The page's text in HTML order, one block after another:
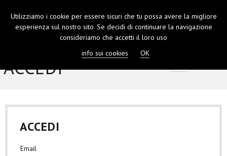
ACCEDI
ACCEDI
Email
Utilizziamo i cookie per essere sicuri che tu possa avere la migliore
esperienza sul nostro sito. Se decidi di continuare la navigazione
consideriamo che accetti il loro uso
info sui cookies
OK